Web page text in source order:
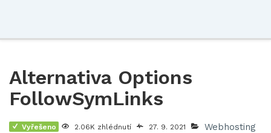
Alternativa Options
FollowSymLinks
Vyřešeno 2.06K zhlédnutí 27. 9. 2021 Webhosting